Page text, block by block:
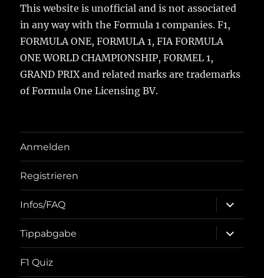
This website is unofficial and is not associated
in any way with the Formula 1 companies. F1,
FORMULA ONE, FORMULA 1, FIA FORMULA
ONE WORLD CHAMPIONSHIP, FORMEL 1,
GRAND PRIX and related marks are trademarks
of Formula One Licensing BV.
Anmelden
Registrieren
Infos/FAQ
öffnen
Tippabgabe
öffnen
F1 Quiz